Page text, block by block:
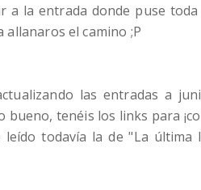
a la entrada donde puse
allanaros el camino ;P
las entradas a
bueno, tenéis los links para
todavía la de "La última